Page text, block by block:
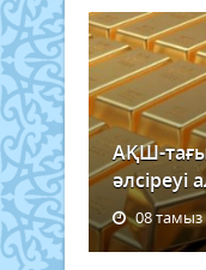
АҚШ-
әлсіреуі
08 тамыз